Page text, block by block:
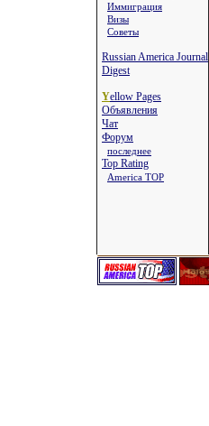
Иммиграция
Визы
Советы
Russian America Journal
Digest
Yellow Pages
Объявления
Чат
Форум
последнее
Top Rating
America TOP